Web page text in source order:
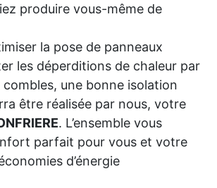
produire vous-même de
la pose de panneaux
les déperditions de chaleur par
une bonne isolation
être réalisée par nous, votre
. L’ensemble vous
parfait pour vous et votre
d’énergie